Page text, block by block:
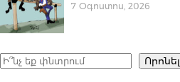
7 Օգոստոս, 2026
Որոնել Որոնել